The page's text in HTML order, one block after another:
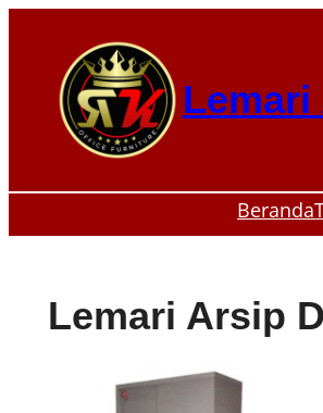
content
Beranda
Lemari Arsip